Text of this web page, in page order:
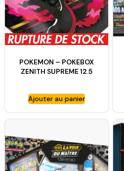
POKEMON – POKEBOX
ZENITH SUPREME 12.5
Ajouter au panier